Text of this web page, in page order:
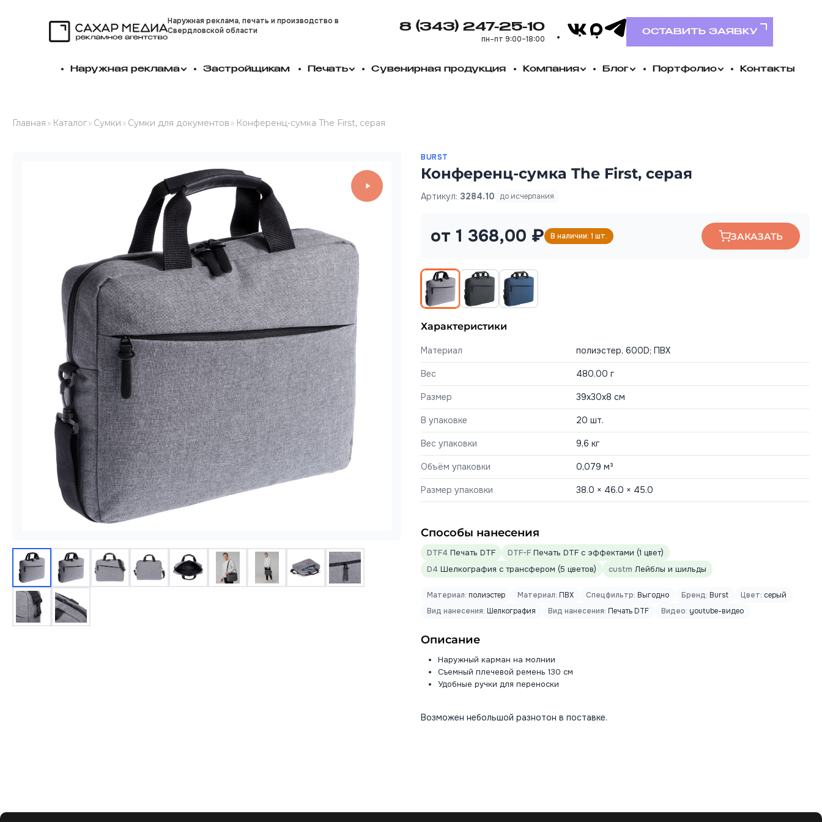
Наружная реклама, печать и производство в
Свердловской области
8 (343) 247-25-10
пн–пт 9:00–18:00
VK Telegram
MAX
ОСТАВИТЬ ЗАЯВКУ
Наружная реклама Застройщикам Печать Сувенирная продукция Компания Блог Портфолио Контакты
Главная » Каталог» Сумки » Сумки для документов » Конференц-сумка The First, серая
BURST
Конференц-сумка The First, серая
Артикул: 3284.10 до исчерпания
от 1 368,00 ₽ В наличии: 1 шт. ЗАКАЗАТЬ
Характеристики
Материал полиэстер, 600D; ПВХ
Вес 480.00 г
Размер 39х30х8 см
В упаковке 20 шт.
Вес упаковки 9,6 кг
Объём упаковки 0,079 м³
Размер упаковки 38.0 × 46.0 × 45.0
Способы нанесения
DTF4 Печать DTF DTF-F Печать DTF с эффектами (1 цвет)
D4 Шелкография с трансфером (5 цветов) custm Лейблы и шильды
Материал: полиэстер Материал: ПВХ Спецфильтр: Выгодно Бренд: Burst Цвет: серый
Вид нанесения: Шелкография Вид нанесения: Печать DTF Видео: youtube-видео
Описание
Наружный карман на молнии
Съемный плечевой ремень 130 см
Удобные ручки для переноски
Возможен небольшой разнотон в поставке.